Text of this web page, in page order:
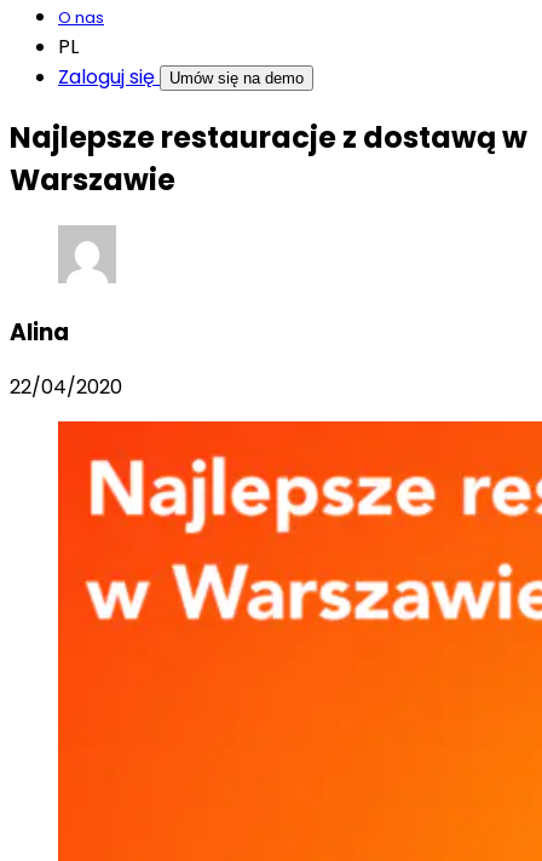
O nas
PL
Zaloguj się
Umów się na demo
Najlepsze restauracje z dostawą w
Warszawie
Alina
22/04/2020